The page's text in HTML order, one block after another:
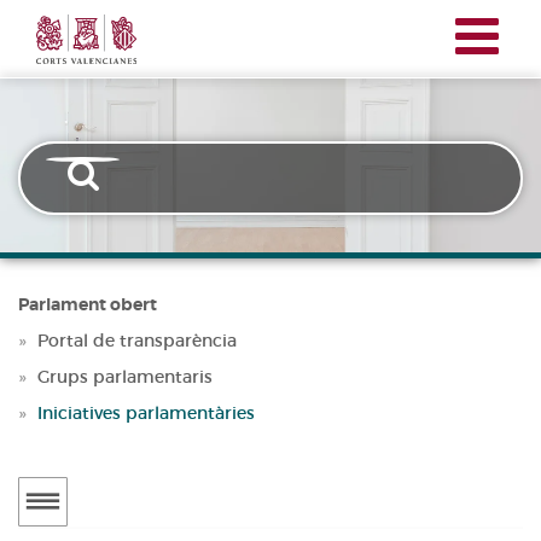
contingut
Corts
Valencianes
Parlament obert
Portal de transparència
Grups parlamentaris
Iniciatives parlamentàries
Transparencia